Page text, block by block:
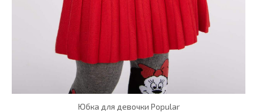
Юбка для девочки Popular